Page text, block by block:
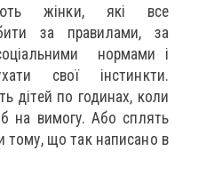
жінки, які все
за правилами, за
нормами і
свої інстинкти.
дітей по годинах, коли
б на вимогу. Або сплять
тому, що так написано в